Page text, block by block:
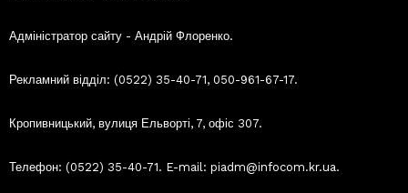
Адміністратор сайту - Андрій Флоренко.
Рекламний відділ: (0522) 35-40-71, 050-961-67-17.
Кропивницький, вулиця Ельворті, 7, офіс 307.
Телефон: (0522) 35-40-71. E-mail: piadm@infocom.kr.ua.